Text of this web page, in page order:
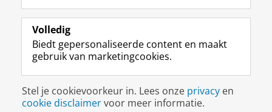
o
p
a
i
n
a
I
-
p
g
i
n
e
R
k
s
u
r
m
c
c
o
e
k
a
a
Alumni
Over ons
Disclaimer & Copyright
Inloggen
Volledig
Biedt gepersonaliseerde content en maakt
gebruik van marketingcookies.
Stel je cookievoorkeur in. Lees onze privacy en
cookie disclaimervoor meer informatie.